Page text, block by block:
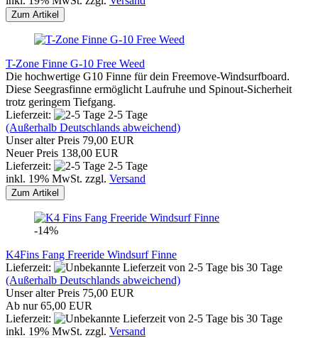
Zum Artikel
T-Zone Finne G-10 Free Weed
Die hochwertige G10 Finne für dein Freemove-Windsurfboard.
Diese Seegrasfinne ermöglicht Laufruhe und Spinout-Sicherheit
trotz geringem Tiefgang.
Lieferzeit:
2-5 Tage
(Außerhalb Deutschlands abweichend)
Unser alter Preis 79,00 EUR
Neuer Preis 138,00 EUR
Lieferzeit:
2-5 Tage
inkl. 19% MwSt. zzgl. Versand
Zum Artikel
-14%
K4Fins Fang Freeride Windsurf Finne
Lieferzeit:
von 2-5 Tage bis 30 Tage
(Außerhalb Deutschlands abweichend)
Unser alter Preis 75,00 EUR
Ab nur 65,00 EUR
Lieferzeit:
von 2-5 Tage bis 30 Tage
inkl. 19% MwSt. zzgl. Versand